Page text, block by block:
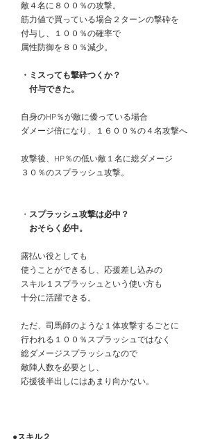
敵４名に８００％の攻撃。
筋力値で買っている場合２ターンの撃砕を
付与し、１００％の確率で
属性防御を８０％減少。
・ミスっても撃砕つくか？
付与できた。
自身のHP％が敵に優っている場合
ダメージ倍になり、１６００％の４名攻撃へ
攻撃後、HP％の低い敵１名に総ダメージ
３０％のスプラッシュ攻撃。
・ スプラッシュ攻撃は必中？
おそらく必中。
露払い役としても
使うことができるし、応援差し込みの
スキル１スプラッシュという使い方も
十分に活躍できる。
ただ、司馬師のような１体攻撃するごとに
行われる１００％スプラッシュではなく
総ダメージスプラッシュなので
敵陣人数を必要とし、
応援後半出しにはあまり向かない。